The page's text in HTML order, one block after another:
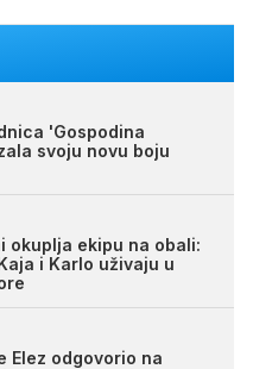
'Gospodina
svoju novu boju
okuplja ekipu na obali:
i Karlo uživaju u
Elez odgovorio na